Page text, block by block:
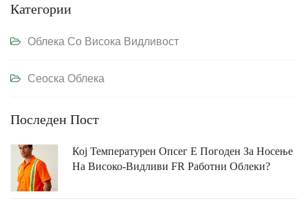
Категории
Облека Со Висока Видливост
Сеоска Облека
Последен Пост
Кој Температурен Опсег Е Погоден За Носење
На Високо-Видливи FR Работни Облеки?